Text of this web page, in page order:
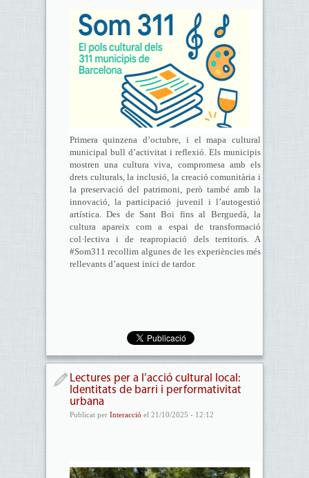
Primera quinzena d’octubre, i el mapa cultural
municipal bull d’activitat i reflexió. Els municipis
mostren una cultura viva, compromesa amb els
drets culturals, la inclusió, la creació comunitària i
la preservació del patrimoni, però també amb la
innovació, la participació juvenil i l’autogestió
artística. Des de Sant Boi fins al Berguedà, la
cultura apareix com a espai de transformació
col·lectiva i de reapropiació dels territoris. A
#Som311 recollim algunes de les experiències més
rellevants d’aquest inici de tardor.
Lectures per a l’acció cultural local:
Identitats de barri i performativitat
urbana
Publicat per Interacció el 21/10/2025 - 12:12